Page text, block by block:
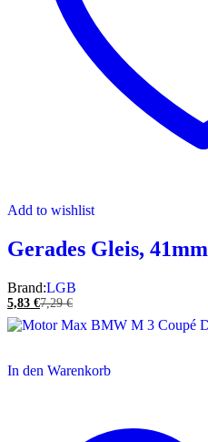
Add to wishlist
Gerades Gleis, 41mm
Brand:LGB
5,83 €7,29€
In den Warenkorb